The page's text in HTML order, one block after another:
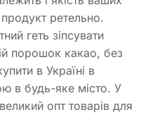
ретельно.
геть зіпсувати
порошок какао, без
в Україні в
в будь-яке місто. У
опт товарів для